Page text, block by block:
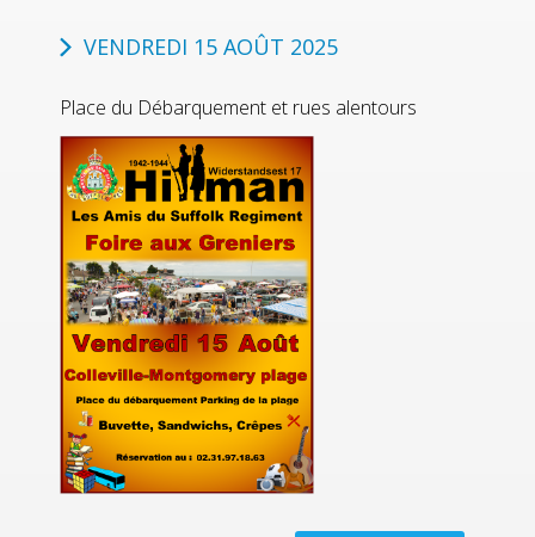
VENDREDI 15 AOÛT 2025
Place du Débarquement et rues alentours